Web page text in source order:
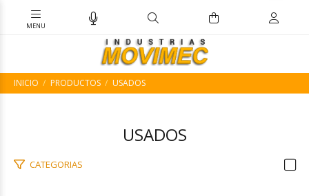
INICIO PRODUCTOS USADOS
USADOS
CATEGORIAS